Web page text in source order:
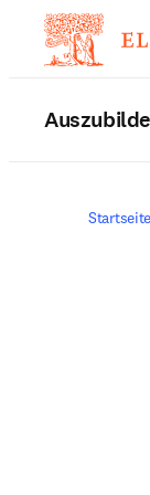
Startseite